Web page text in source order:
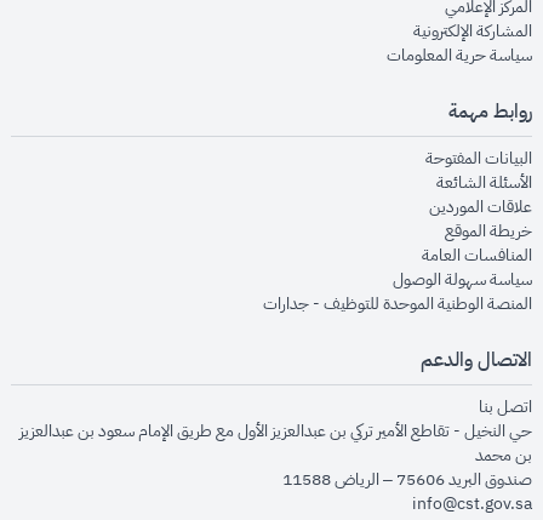
المركز الإعلاميopens in new window
المشاركة الإلكترونيةopens in new window
سياسة حرية المعلوماتopens in new window
روابط مهمة
البيانات المفتوحةopens in new window
الأسئلة الشائعةopens in new window
علاقات الموردينopens in new window
خريطة الموقعopens in new window
المنافسات العامةopens in new window
سياسة سهولة الوصولopens in new window
المنصة الوطنية الموحدة للتوظيف - جداراتopens in new window
الاتصال والدعم
اتصل بنا
حي النخيل - تقاطع الأمير تركي بن عبدالعزيز الأول مع طريق الإمام سعود بن عبدالعزيز
بن محمد
صندوق البريد 75606 – الرياض 11588
info@cst.gov.sa